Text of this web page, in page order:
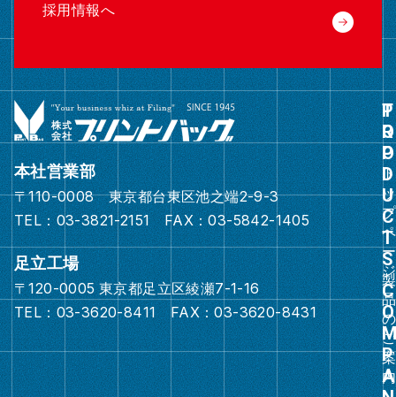
採用情報へ
本社営業部
〒110-0008 東京都台東区池之端2-9-3
TEL：03-3821-2151 FAX：03-5842-1405
足立工場
〒120-0005 東京都足立区綾瀬7-1-16
TEL：03-3620-8411 FAX：03-3620-8431
ト
ッ
プ
ペ
ー
ジ
グ
ル
ー
プ
リ
ン
ク
グ
ル
ー
プ
リ
製
品
の
ご
案
内